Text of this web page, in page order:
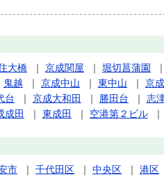
大橋 ｜ 京成関屋 ｜ 堀切菖蒲園 ｜
鬼越 ｜ 京成中山 ｜ 東中山 ｜ 京
台 ｜ 京成大和田 ｜ 勝田台 ｜ 志
成田 ｜ 東成田 ｜ 空港第２ビル ｜
市 ｜ 千代田区 ｜ 中央区 ｜ 港区